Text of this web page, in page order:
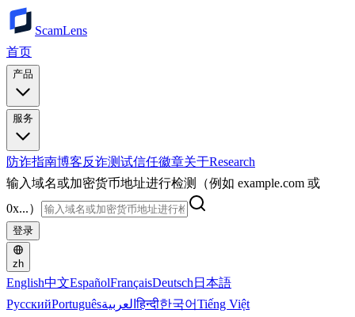
ScamLens
首页
产品
服务
防诈指南博客反诈测试信任徽章关于Research
输入域名或加密货币地址进行检测（例如 example.com 或
0x...）
登录
zh
English中文EspañolFrançaisDeutsch 日本語
РусскийPortuguêsالعربيةहिन्दी한국어Tiếng Việt